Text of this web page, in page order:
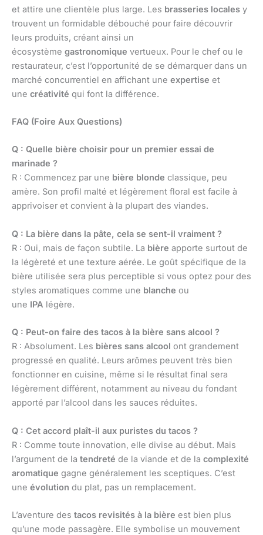
et attire une clientèle plus large. Les brasseries locales y
trouvent un formidable débouché pour faire découvrir
leurs produits, créant ainsi un
écosystème gastronomique vertueux. Pour le chef ou le
restaurateur, c’est l’opportunité de se démarquer dans un
marché concurrentiel en affichant une expertise et
une créativité qui font la différence.
FAQ (Foire Aux Questions)
Q : Quelle bière choisir pour un premier essai de
marinade ?
R : Commencez par une bière blonde classique, peu
amère. Son profil malté et légèrement floral est facile à
apprivoiser et convient à la plupart des viandes.
Q : La bière dans la pâte, cela se sent-il vraiment ?
R : Oui, mais de façon subtile. La bière apporte surtout de
la légèreté et une texture aérée. Le goût spécifique de la
bière utilisée sera plus perceptible si vous optez pour des
styles aromatiques comme une blanche ou
une IPA légère.
Q : Peut-on faire des tacos à la bière sans alcool ?
R : Absolument. Les bières sans alcool ont grandement
progressé en qualité. Leurs arômes peuvent très bien
fonctionner en cuisine, même si le résultat final sera
légèrement différent, notamment au niveau du fondant
apporté par l’alcool dans les sauces réduites.
Q : Cet accord plaît-il aux puristes du tacos ?
R : Comme toute innovation, elle divise au début. Mais
l’argument de la tendreté de la viande et de la complexité
aromatique gagne généralement les sceptiques. C’est
une évolution du plat, pas un remplacement.
L’aventure des tacos revisités à la bière est bien plus
qu’une mode passagère. Elle symbolise un mouvement